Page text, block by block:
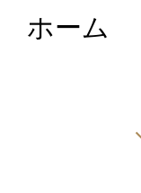
ホーム